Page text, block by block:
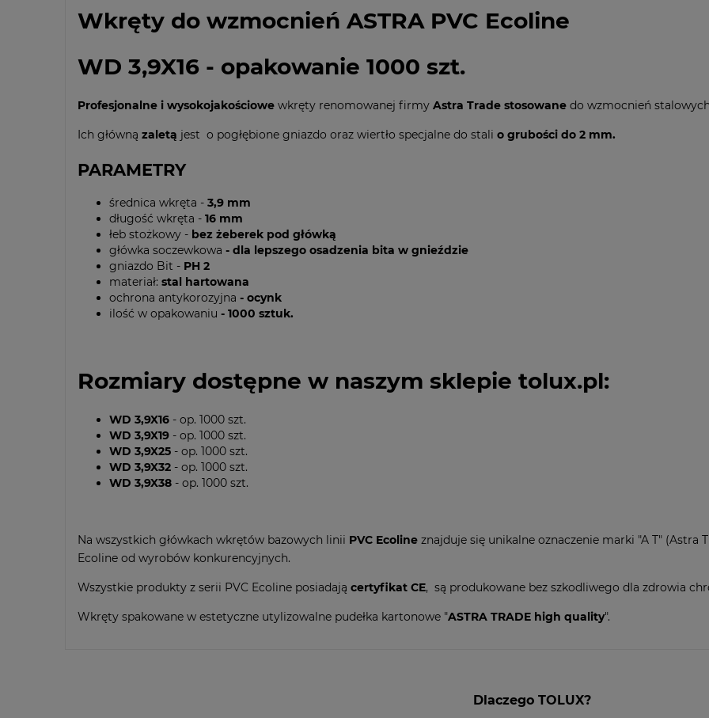
Wkręty do wzmocnień ASTRA PVC Ecoline
WD 3,9X16 - opakowanie 1000 szt.
Profesjonalne i wysokojakościowe wkręty renomowanej firmy Astra Trade stosowane do wzmocnień
Ich główną zaletą jest o pogłębione gniazdo oraz wiertło specjalne do stali o grubości do 2 mm.
PARAMETRY
średnica wkręta - 3,9 mm
długość wkręta - 16 mm
łeb stożkowy - bez żeberek pod główką
główka soczewkowa - dla lepszego osadzenia bita w gnieździe
gniazdo Bit - PH 2
materiał: stal hartowana
ochrona antykorozyjna - ocynk
ilość w opakowaniu - 1000 sztuk.
Rozmiary dostępne w naszym sklepie tolux.pl:
WD 3,9X16 - op. 1000 szt.
WD 3,9X19 - op. 1000 szt.
WD 3,9X25 - op. 1000 szt.
WD 3,9X32 - op. 1000 szt.
WD 3,9X38 - op. 1000 szt.
Na wszystkich główkach wkrętów bazowych linii PVC Ecoline znajduje się unikalne oznaczenie marki "A T"
Ecoline od wyrobów konkurencyjnych.
Wszystkie produkty z serii PVC Ecoline posiadają certyfikat CE, są produkowane bez szkodliwego dla zdrowia
Wkręty spakowane w estetyczne utylizowalne pudełka kartonowe "ASTRA TRADE high quality".
Dlaczego TOLUX?